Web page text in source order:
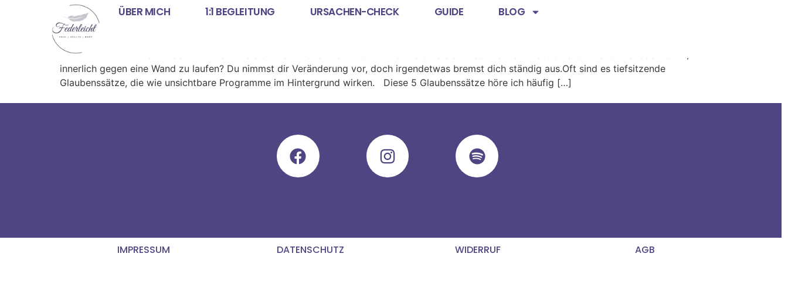
ÜBER MICH 1:1 BEGLEITUNG URSACHEN-CHECK GUIDE BLOG
Blogbeitrag: Glaubenssätze
BLOGBEITRAG GLAUBENSSÄTZE: Warum sie dich am Abnehmen hindern und wie du sie auflösen kannst. Hast du auch manchmal das Gefühl,
innerlich gegen eine Wand zu laufen? Du nimmst dir Veränderung vor, doch irgendetwas bremst dich ständig aus.Oft sind es tiefsitzende
Glaubenssätze, die wie unsichtbare Programme im Hintergrund wirken. Diese 5 Glaubenssätze höre ich häufig […]
IMPRESSUM DATENSCHUTZ WIDERRUF AGB